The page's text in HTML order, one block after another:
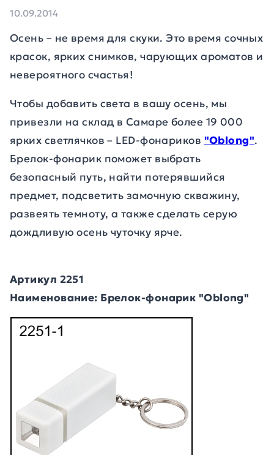
10.09.2014
Осень – не время для скуки. Это время сочных
красок, ярких снимков, чарующих ароматов и
невероятного счастья!
Чтобы добавить света в вашу осень, мы
привезли на склад в Самаре более 19 000
ярких светлячков – LED-фонариков "Oblong".
Брелок-фонарик поможет выбрать
безопасный путь, найти потерявшийся
предмет, подсветить замочную скважину,
развеять темноту, а также сделать серую
дождливую осень чуточку ярче.
Артикул 2251
Наименование: Брелок-фонарик "Oblong"